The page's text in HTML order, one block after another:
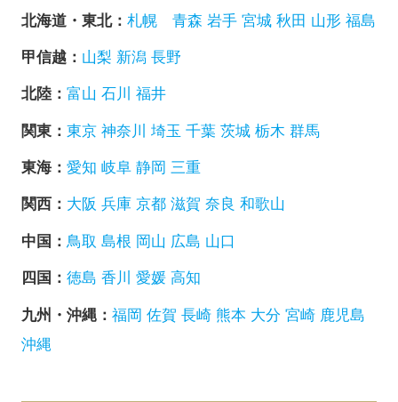
北海道・東北： 札幌 青森 岩手 宮城 秋田 山形 福島
甲信越： 山梨 新潟 長野
北陸： 富山 石川 福井
関東： 東京 神奈川 埼玉 千葉 茨城 栃木 群馬
東海： 愛知 岐阜 静岡 三重
関西： 大阪 兵庫 京都 滋賀 奈良 和歌山
中国： 鳥取 島根 岡山 広島 山口
四国： 徳島 香川 愛媛 高知
九州・沖縄： 福岡 佐賀 長崎 熊本 大分 宮崎 鹿児島
沖縄